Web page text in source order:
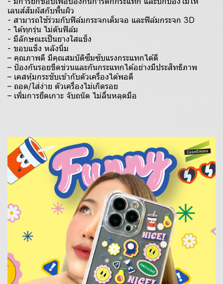
เลนส์สัมผัสกับพื้นผิว
- สามารถใช้ร่วมกับฟิล์มกระจกเต็มจอ และฟิล์มกระจก 3D
- ได้ทุกรุ่น ไม่ดันฟิล์ม
- มีลักษณะเป็นยางใสแข็ง
- ขอบแข็ง หลังนิ่ม
– คุณภาพดี มีคุณสมบัติซึมซับแรงกระแทกได้ดี
– ป้องกันรอยขีดข่วนและกันกระแทกได้อย่างมีประสิทธิภาพ
– เคสหุ้มกระชับเข้ากับตัวเครื่องได้พอดี
– ถอด/ใส่ง่าย ตัวเครื่องไม่เกิดรอย
– เพิ่มการยืดเกาะ จับถนัด ไม่ลื่นหลุดมือ